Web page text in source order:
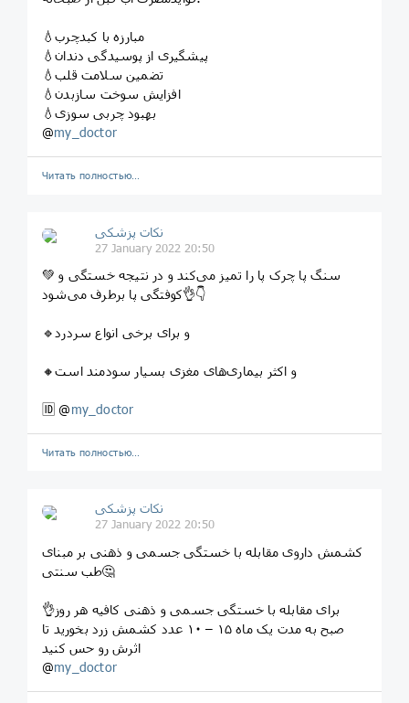
💧مبارزه با کبدچرب
💧پیشگیری از پوسیدگی دندان
💧تضمین سلامت قلب
💧افزایش سوخت سازبدن
💧بهبود چربی سوزی
@my_doctor
Читать полностью…
نکات پزشکی
27 January 2022 20:50
💚 سنگ پا چرک پا را تمیز می‌کند و در نتیجه خستگی و
کوفتگی پا برطرف می‌شود👌👇
🔹و برای برخی انواع سردرد
🔸و اکثر بیماری‌های مغزی بسیار سودمند است
🆔 @my_doctor
Читать полностью…
نکات پزشکی
27 January 2022 20:50
کشمش داروی مقابله با خستگی جسمی و ذهنی بر مبنای
طب سنتی🤔
👌برای مقابله با خستگی جسمی و ذهنی کافیه هر روز
صبح به مدت یک ماه ۱۵ – ۱۰ عدد کشمش زرد بخورید تا
@my_doctor